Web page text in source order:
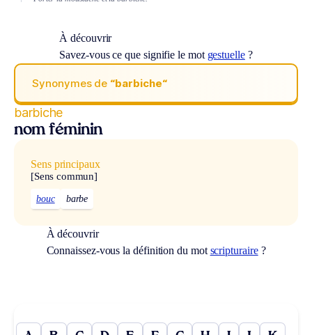
À découvrir
Savez-vous ce que signifie le mot gestuelle?
Synonymes de “barbiche“
barbiche
nom féminin
Sens principaux
[Sens commun]
bouc barbe
À découvrir
Connaissez-vous la définition du mot scripturaire?